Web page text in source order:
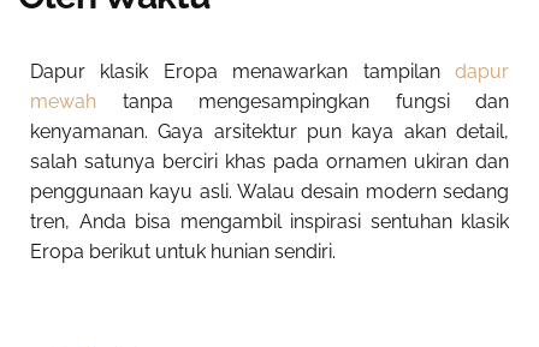
Dapur klasik Eropa menawarkan tampilan dapur
mewah tanpa mengesampingkan fungsi dan
kenyamanan. Gaya arsitektur pun kaya akan detail,
salah satunya berciri khas pada ornamen ukiran dan
penggunaan kayu asli. Walau desain modern sedang
tren, Anda bisa mengambil inspirasi sentuhan klasik
Eropa berikut untuk hunian sendiri.